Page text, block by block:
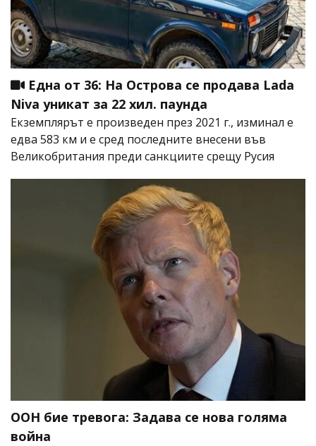
Една от 36: На Острова се продава Lada
Niva уникат за 22 хил. паунда
Екземплярът е произведен през 2021 г., изминал е
едва 583 км и е сред последните внесени във
Великобритания преди санкциите срещу Русия
ООН бие тревога: Задава се нова голяма
война